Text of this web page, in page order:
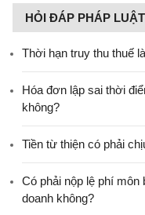
HỎI ĐÁP PHÁP
Thời hạn truy thu thuế
Hóa đơn lập sai thời
không?
Tiền từ thiện có phải
Có phải nộp lệ phí
doanh không?